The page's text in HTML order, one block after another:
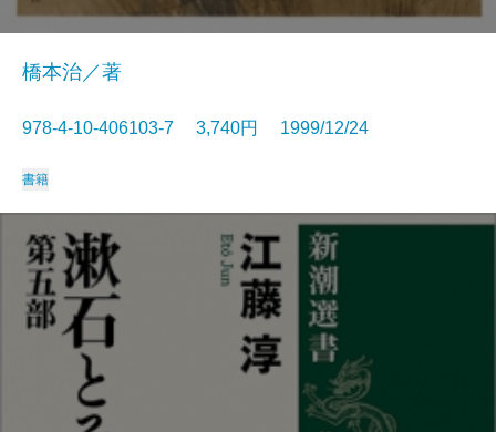
橋本治／著
978-4-10-406103-7 3,740円 1999/12/24
書籍